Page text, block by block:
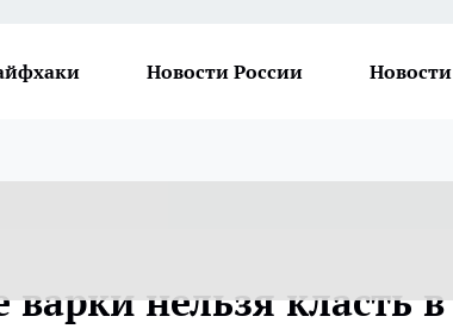
Новости России Новости
нельзя класть в